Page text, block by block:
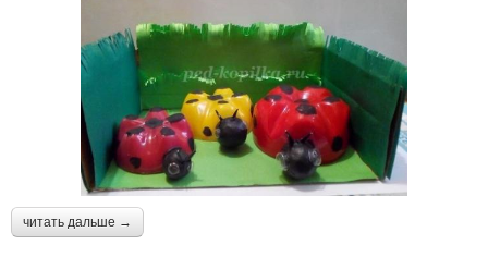
читать дальше →